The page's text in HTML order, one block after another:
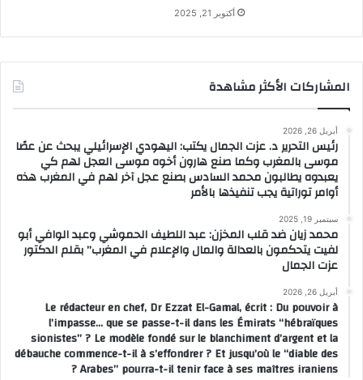
أكتوبر 21, 2025
المشاركات الأكثر مشاهدة
أبريل 26, 2026
رئيس التحرير د. عزت الجمال يكتب: اليهودي الإسرائيلي يبحث عن عصًا
موسى بالمغرب وكما صنع هارون أخوه موسى العجل لهم كي
يعبدوه يطالبون محمد السادس بصنع عجل آخر لهم في المغرب هذه
أوامر توراتية يجب تنفيذها بالأمر
سبتمبر 19, 2025
محمد زيان ضد قلب المخزن: عبد اللطيف الحموشي وعبد الوافي أبو
لفيت يتحكمون بالعدالة والمال والإعلام في المغرب” بقلم الدكتور
عزت الجمال
أبريل 26, 2026
Le rédacteur en chef, Dr Ezzat El-Gamal, écrit : Du pouvoir à
l’impasse… que se passe-t-il dans les Émirats “hébraïques
sionistes” ? Le modèle fondé sur le blanchiment d’argent et la
débauche commence-t-il à s’effondrer ? Et jusqu’où le “diable des
Arabes” pourra-t-il tenir face à ses maîtres iraniens ?